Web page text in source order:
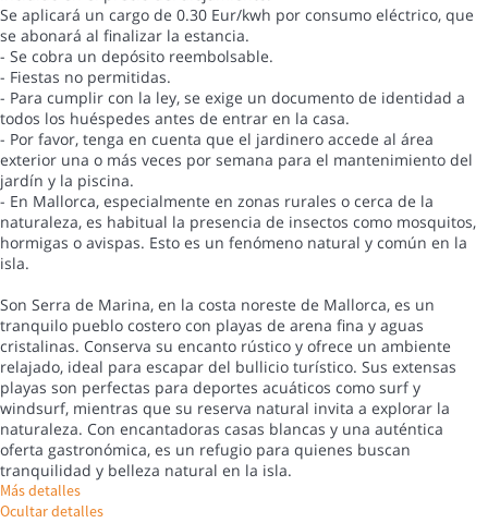
Se aplicará un cargo de 0.30 Eur/kwh por consumo eléctrico, que
se abonará al finalizar la estancia.
- Se cobra un depósito reembolsable.
- Fiestas no permitidas.
- Para cumplir con la ley, se exige un documento de identidad a
todos los huéspedes antes de entrar en la casa.
- Por favor, tenga en cuenta que el jardinero accede al área
exterior una o más veces por semana para el mantenimiento del
jardín y la piscina.
- En Mallorca, especialmente en zonas rurales o cerca de la
naturaleza, es habitual la presencia de insectos como mosquitos,
hormigas o avispas. Esto es un fenómeno natural y común en la
isla.
Son Serra de Marina, en la costa noreste de Mallorca, es un
tranquilo pueblo costero con playas de arena fina y aguas
cristalinas. Conserva su encanto rústico y ofrece un ambiente
relajado, ideal para escapar del bullicio turístico. Sus extensas
playas son perfectas para deportes acuáticos como surf y
windsurf, mientras que su reserva natural invita a explorar la
naturaleza. Con encantadoras casas blancas y una auténtica
oferta gastronómica, es un refugio para quienes buscan
tranquilidad y belleza natural en la isla.
Más detalles
Ocultar detalles